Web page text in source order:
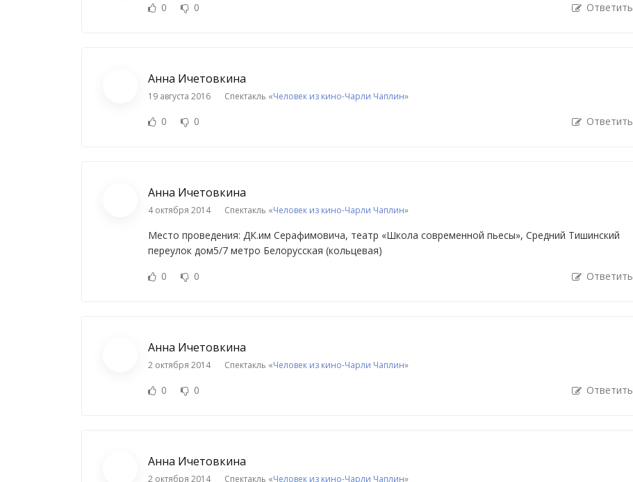
0 0 Ответить
Анна Ичетовкина
19 августа 2016 Спектакль «Человек из кино-Чарли Чаплин»
0 0 Ответить
Анна Ичетовкина
4 октября 2014 Спектакль «Человек из кино-Чарли Чаплин»
Место проведения: ДК.им Серафимовича, театр «Школа современной пьесы», Средний Тишинский
переулок дом5/7 метро Белорусская (кольцевая)
0
0 Ответить
Анна Ичетовкина
2 октября 2014 Спектакль «Человек из кино-Чарли Чаплин»
0 0 Ответить
Анна Ичетовкина
2 октября 2014 Спектакль «Человек из кино-Чарли Чаплин»